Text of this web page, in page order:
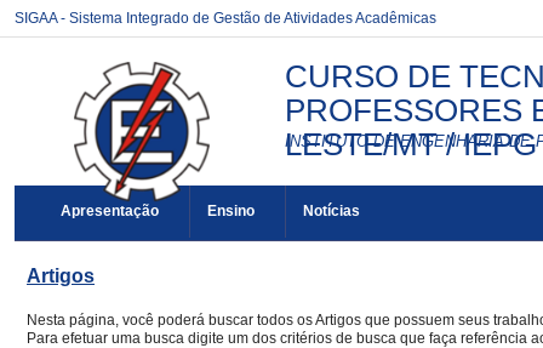
SIGAA - Sistema Integrado de Gestão de Atividades Acadêmicas
CURSO DE
PROFESSORES
LESTE/MT / IEPG
INSTITUTO DE ENGENHARIA DE
Apresentação Ensino Notícias
Artigos
Nesta página, você poderá buscar todos os Artigos que possuem seus
Para efetuar uma busca digite um dos critérios de busca que faça referência